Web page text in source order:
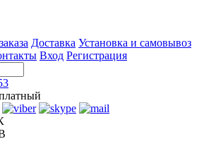
Доставка Установка и самовывоз
Вход Регистрация